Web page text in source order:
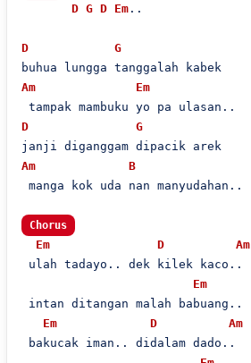
D G D Em..
D
G
buhua lungga tanggalah kabek
Am
Em
D
G
janji diganggam dipacik arek
Am
B
manga kok uda nan manyudahan..
Chorus
Em D
Am
ulah tadayo.. dek kilek kaco..
Em
intan ditangan malah babuang..
Em
D
Am
bakucak iman.. didalam dado..